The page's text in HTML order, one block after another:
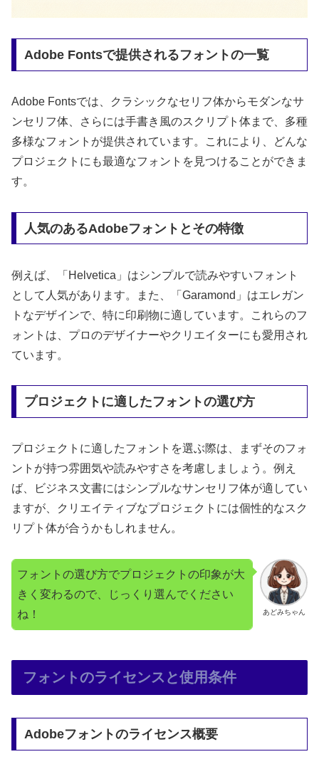
Adobe Fontsで提供されるフォントの一覧
Adobe Fontsでは、クラシックなセリフ体からモダンなサ
ンセリフ体、さらには手書き風のスクリプト体まで、多種
多様なフォントが提供されています。これにより、どんな
プロジェクトにも最適なフォントを見つけることができま
す。
人気のあるAdobeフォントとその特徴
例えば、「Helvetica」はシンプルで読みやすいフォント
として人気があります。また、「Garamond」はエレガン
トなデザインで、特に印刷物に適しています。これらのフ
ォントは、プロのデザイナーやクリエイターにも愛用され
ています。
プロジェクトに適したフォントの選び方
プロジェクトに適したフォントを選ぶ際は、まずそのフォ
ントが持つ雰囲気や読みやすさを考慮しましょう。例え
ば、ビジネス文書にはシンプルなサンセリフ体が適してい
ますが、クリエイティブなプロジェクトには個性的なスク
リプト体が合うかもしれません。
あどみちゃん
フォントの選び方でプロジェクトの印象が大
きく変わるので、じっくり選んでください
ね！
フォントのライセンスと使用条件
Adobeフォントのライセンス概要